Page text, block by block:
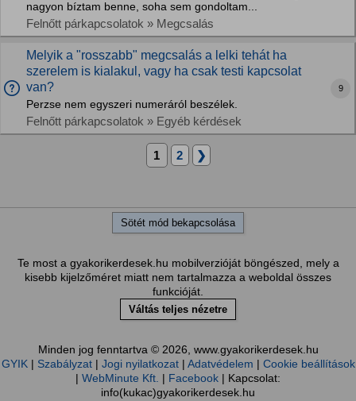
nagyon bíztam benne, soha sem gondoltam...
Felnőtt párkapcsolatok » Megcsalás
Melyik a "rosszabb" megcsalás a lelki tehát ha
szerelem is kialakul, vagy ha csak testi kapcsolat
van?
Perzse nem egyszeri numeráról beszélek.
Felnőtt párkapcsolatok » Egyéb kérdések
9
1 2 ❯
Sötét mód bekapcsolása
Te most a gyakorikerdesek.hu mobilverzióját böngészed, mely a
kisebb kijelzőméret miatt nem tartalmazza a weboldal összes
funkcióját.
Váltás teljes nézetre
Minden jog fenntartva © 2026, www.gyakorikerdesek.hu
GYIK| Szabályzat| Jogi nyilatkozat| Adatvédelem | Cookie beállítások
| WebMinute Kft. | Facebook | Kapcsolat:
info(kukac)gyakorikerdesek.hu